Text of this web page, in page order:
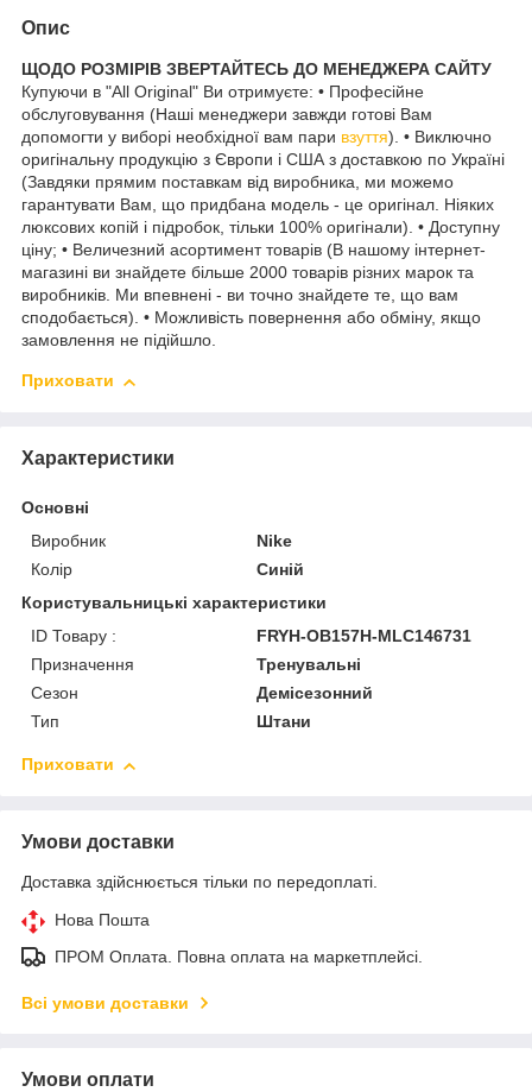
Опис
ЩОДО РОЗМІРІВ ЗВЕРТАЙТЕСЬ ДО МЕНЕДЖЕРА САЙТУ
Купуючи в "All Original" Ви отримуєте: • Професійне
обслуговування (Наші менеджери завжди готові Вам
допомогти у виборі необхідної вам пари взуття). • Виключно
оригінальну продукцію з Європи і США з доставкою по Україні
(Завдяки прямим поставкам від виробника, ми можемо
гарантувати Вам, що придбана модель - це оригінал. Ніяких
люксових копій і підробок, тільки 100% оригінали). • Доступну
ціну; • Величезний асортимент товарів (В нашому інтернет-
магазині ви знайдете більше 2000 товарів різних марок та
виробників. Ми впевнені - ви точно знайдете те, що вам
сподобається). • Можливість повернення або обміну, якщо
замовлення не підійшло.
Приховати
Характеристики
Основні
Виробник
Nike
Колір
Синій
Користувальницькі характеристики
ID Товару :
FRYH-OB157H-MLC146731
Призначення
Тренувальні
Сезон
Демісезонний
Тип
Штани
Приховати
Умови доставки
Доставка здійснюється тільки по передоплаті.
Нова Пошта
ПРОМ Оплата. Повна оплата на маркетплейсі.
Всі умови доставки
Умови оплати